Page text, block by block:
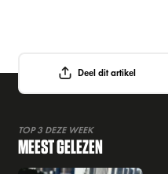
Deel dit artikel
TOP 3 DEZE WEEK
MEEST GELEZEN